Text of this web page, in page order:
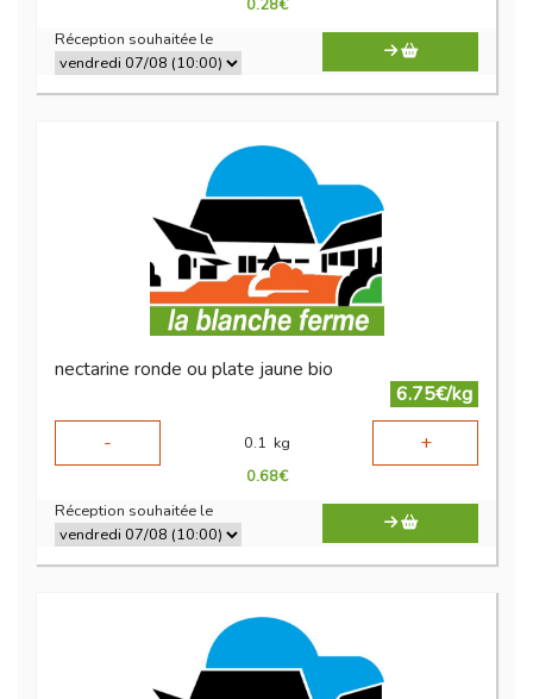
0.28€
Réception souhaitée le
nectarine ronde ou plate jaune bio
6.75€/kg
-
0.1 kg +
0.68€
Réception souhaitée le